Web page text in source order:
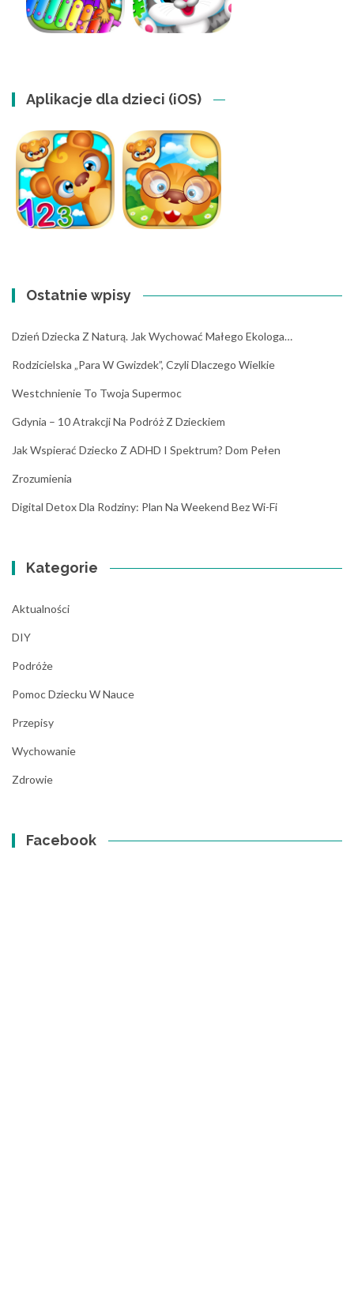
Aplikacje dla dzieci (iOS)
Ostatnie wpisy
Dzień Dziecka Z Naturą. Jak Wychować Małego Ekologa…
Rodzicielska „para W Gwizdek”, Czyli Dlaczego Wielkie
Westchnienie To Twoja Supermoc
Gdynia – 10 Atrakcji Na Podróż Z Dzieckiem
Jak Wspierać Dziecko Z ADHD I Spektrum? Dom Pełen
Zrozumienia
Digital Detox Dla Rodziny: Plan Na Weekend Bez Wi-Fi
Kategorie
Aktualności
DIY
Podróże
Pomoc Dziecku W Nauce
Przepisy
Wychowanie
Zdrowie
Facebook